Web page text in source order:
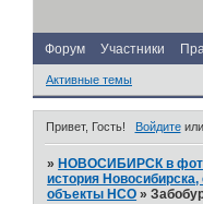
Форум Участники
Активные темы
Привет, Гость! Войдитеили
» НОВОСИБИРСК в
история
объекты НСО »